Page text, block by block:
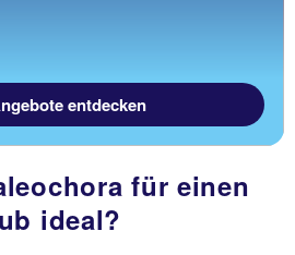
entdecken
für einen
ideal?